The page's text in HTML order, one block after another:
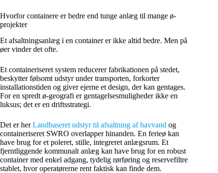
Hvorfor containere er bedre end tunge anlæg til mange ø-
projekter
Et afsaltningsanlæg i en container er ikke altid bedre. Men på
øer vinder det ofte.
Et containeriseret system reducerer fabrikationen på stedet,
beskytter følsomt udstyr under transporten, forkorter
installationstiden og giver ejerne et design, der kan gentages.
For en spredt ø-geografi er gentagelsesmuligheder ikke en
luksus; det er en driftsstrategi.
Det er herLandbaseret udstyr til afsaltning af havvand og
containeriseret SWRO overlapper hinanden. En ferieø kan
have brug for et poleret, stille, integreret anlægsrum. Et
fjerntliggende kommunalt anlæg kan have brug for en robust
container med enkel adgang, tydelig rørføring og reservefiltre
stablet, hvor operatørerne rent faktisk kan finde dem.